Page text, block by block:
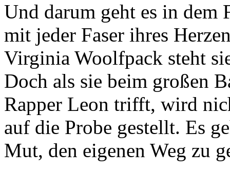
Und darum geht es in
mit jeder Faser ihres
Virginia Woolfpack steht
Doch als sie beim großen
Rapper Leon trifft, wird
auf die Probe gestellt. Es
Mut, den eigenen Weg zu